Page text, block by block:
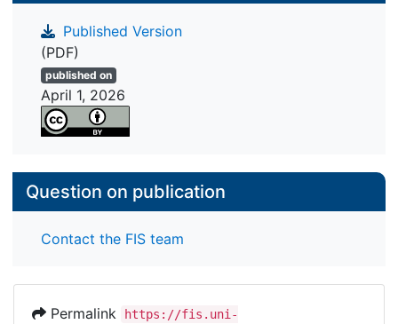
Published Version
(PDF)
published on
April 1, 2026
Question on publication
Contact the FIS team
Permalink
https://fis.uni-